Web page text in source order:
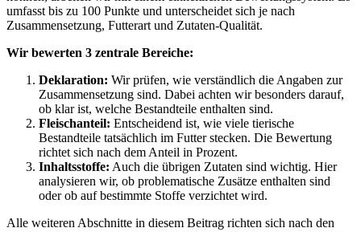
umfasst bis zu 100 Punkte und unterscheidet sich je nach
Zusammensetzung, Futterart und Zutaten-Qualität.
Wir bewerten 3 zentrale Bereiche:
Deklaration: Wir prüfen, wie verständlich die Angaben zur
Zusammensetzung sind. Dabei achten wir besonders darauf,
ob klar ist, welche Bestandteile enthalten sind.
Fleischanteil: Entscheidend ist, wie viele tierische
Bestandteile tatsächlich im Futter stecken. Die Bewertung
richtet sich nach dem Anteil in Prozent.
Inhaltsstoffe: Auch die übrigen Zutaten sind wichtig. Hier
analysieren wir, ob problematische Zusätze enthalten sind
oder ob auf bestimmte Stoffe verzichtet wird.
Alle weiteren Abschnitte in diesem Beitrag richten sich nach den